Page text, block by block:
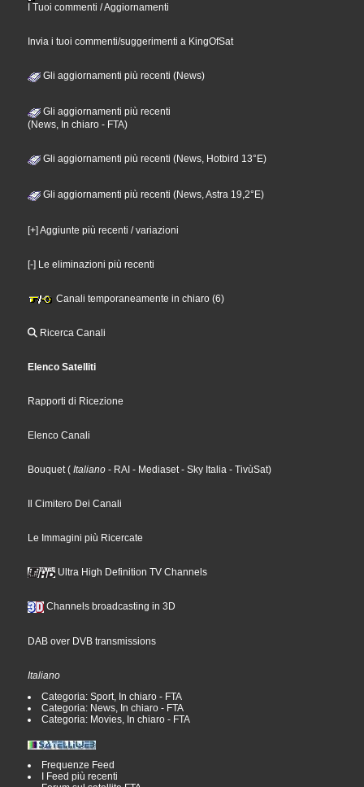
I Tuoi commenti / Aggiornamenti
Invia i tuoi commenti/suggerimenti a KingOfSat
Gli aggiornamenti più recenti (News)
Gli aggiornamenti più recenti
(News, In chiaro - FTA)
Gli aggiornamenti più recenti (News, Hotbird 13°E)
Gli aggiornamenti più recenti (News, Astra 19,2°E)
[+] Aggiunte più recenti / variazioni
[-] Le eliminazioni più recenti
Canali temporaneamente in chiaro (6)
Ricerca Canali
Elenco Satelliti
Rapporti di Ricezione
Elenco Canali
Bouquet( Italiano - RAI - Mediaset- Sky Italia - TivùSat)
Il Cimitero Dei Canali
Le Immagini più Ricercate
Ultra High Definition TV Channels
Channels broadcasting in 3D
DAB over DVB transmissions
Italiano
Categoria: Sport, In chiaro - FTA
Categoria: News, In chiaro - FTA
Categoria: Movies, In chiaro - FTA
Frequenze Feed
I Feed più recenti